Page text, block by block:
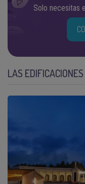
Solo necesitas
LAS